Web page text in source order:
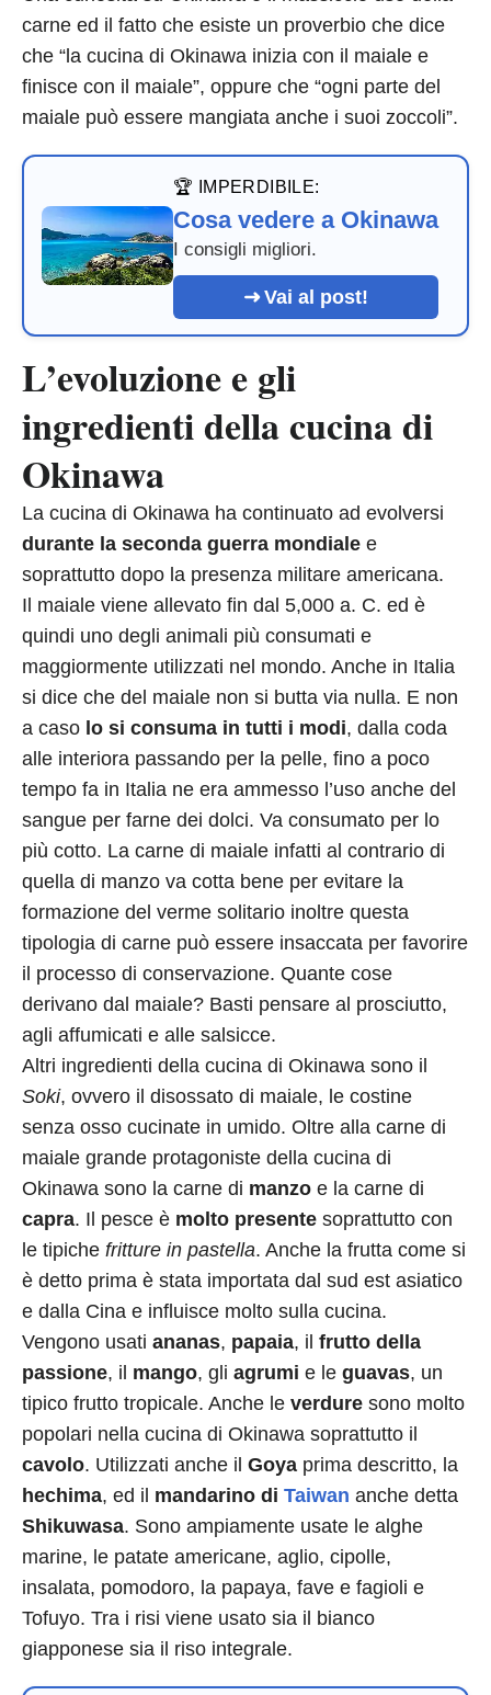
carne ed il fatto che esiste un proverbio che dice
che “la cucina di Okinawa inizia con il maiale e
finisce con il maiale”, oppure che “ogni parte del
maiale può essere mangiata anche i suoi zoccoli”.
🏆 IMPERDIBILE:
Cosa vedere a Okinawa
I consigli migliori.
Vai al post!
L’evoluzione e gli
ingredienti della cucina di
Okinawa
La cucina di Okinawa ha continuato ad evolversi
durante la seconda guerra mondiale e
soprattutto dopo la presenza militare americana.
Il maiale viene allevato fin dal 5,000 a. C. ed è
quindi uno degli animali più consumati e
maggiormente utilizzati nel mondo. Anche in Italia
si dice che del maiale non si butta via nulla. E non
a caso lo si consuma in tutti i modi, dalla coda
alle interiora passando per la pelle, fino a poco
tempo fa in Italia ne era ammesso l’uso anche del
sangue per farne dei dolci. Va consumato per lo
più cotto. La carne di maiale infatti al contrario di
quella di manzo va cotta bene per evitare la
formazione del verme solitario inoltre questa
tipologia di carne può essere insaccata per favorire
il processo di conservazione. Quante cose
derivano dal maiale? Basti pensare al prosciutto,
agli affumicati e alle salsicce.
Altri ingredienti della cucina di Okinawa sono il
Soki, ovvero il disossato di maiale, le costine
senza osso cucinate in umido. Oltre alla carne di
maiale grande protagoniste della cucina di
Okinawa sono la carne di manzo e la carne di
capra. Il pesce è molto presente soprattutto con
le tipiche fritture in pastella. Anche la frutta come si
è detto prima è stata importata dal sud est asiatico
e dalla Cina e influisce molto sulla cucina.
Vengono usati ananas, papaia, il frutto della
passione, il mango, gli agrumi e le guavas, un
tipico frutto tropicale. Anche le verdure sono molto
popolari nella cucina di Okinawa soprattutto il
cavolo. Utilizzati anche il Goya prima descritto, la
hechima, ed il mandarino di Taiwan anche detta
Shikuwasa. Sono ampiamente usate le alghe
marine, le patate americane, aglio, cipolle,
insalata, pomodoro, la papaya, fave e fagioli e
Tofuyo. Tra i risi viene usato sia il bianco
giapponese sia il riso integrale.